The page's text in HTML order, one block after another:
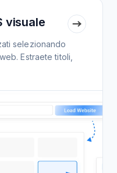
visuale
selezionando
Estraete titoli,